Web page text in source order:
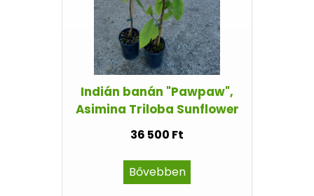
Indián banán "Pawpaw",
Asimina Triloba Sunflower
36 500 Ft
Bővebben